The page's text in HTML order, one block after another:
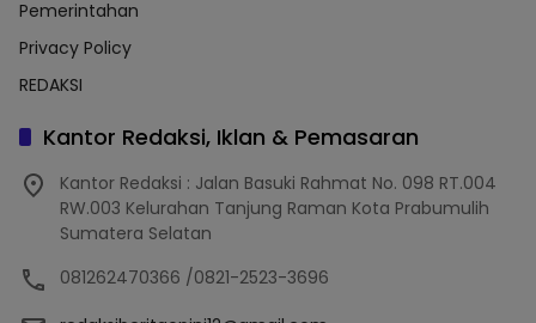
Pemerintahan
Privacy Policy
REDAKSI
Kantor Redaksi, Iklan & Pemasaran
Kantor Redaksi : Jalan Basuki Rahmat No. 098 RT.004
RW.003 Kelurahan Tanjung Raman Kota Prabumulih
Sumatera Selatan
081262470366 /0821-2523-3696